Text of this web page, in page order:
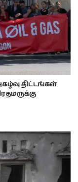
திட்டங்கள்